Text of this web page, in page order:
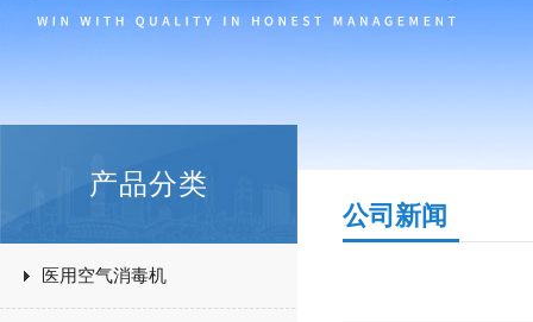
产品分类
医用空气消毒机
公司新闻